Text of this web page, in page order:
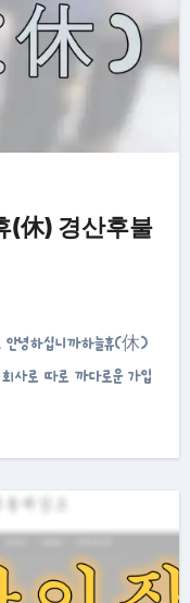
(休) 경산후불
사로 따로 까다로운 가입